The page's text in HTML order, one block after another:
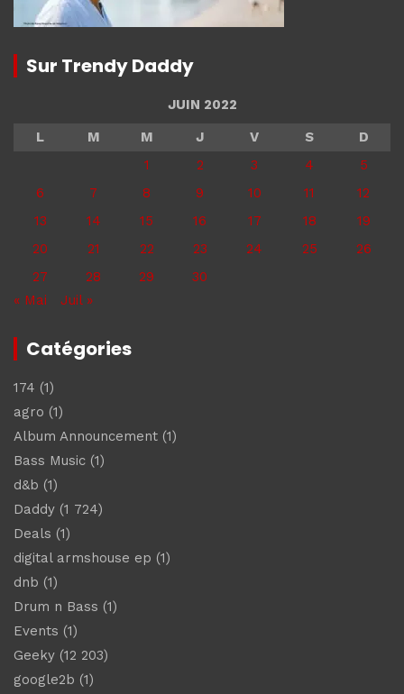
Sur Trendy Daddy
JUIN 2022
L
M M J V S
D
1
2 3 4
5
6
7 8 9 10 11
12
13
14 15 16 17 18
19
20
21 22 23 24 25
26
27
28 29
30
« Mai
Juil »
Catégories
174 (1)
agro (1)
Album Announcement (1)
Bass Music (1)
d&b (1)
Daddy (1 724)
Deals (1)
digital armshouse ep (1)
dnb (1)
Drum n Bass (1)
Events (1)
Geeky (12 203)
google2b (1)